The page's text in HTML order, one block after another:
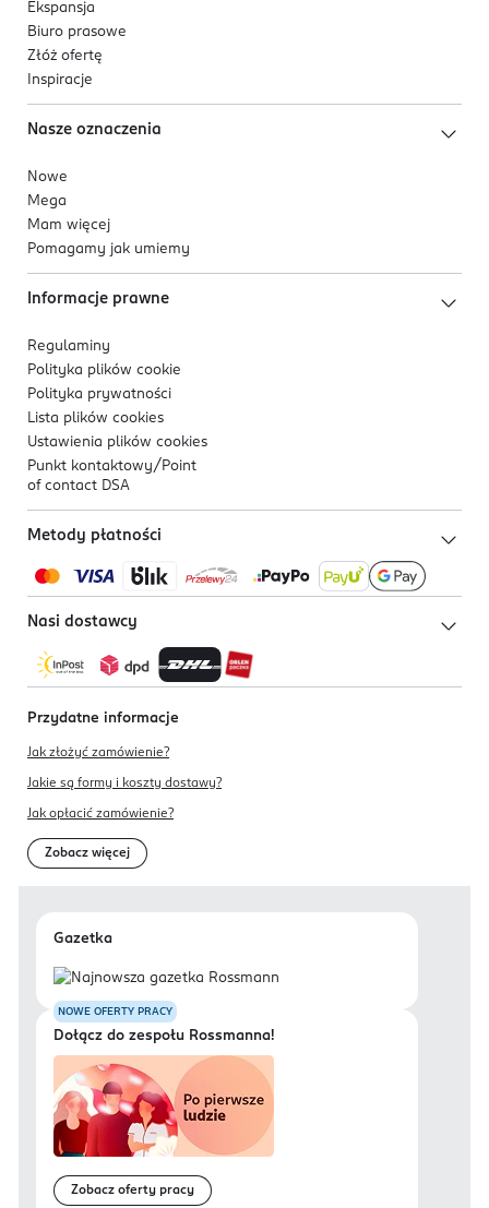
Ekspansja
Biuro prasowe
Złóż ofertę
Inspiracje
Nasze oznaczenia
Nowe
Mega
Mam więcej
Pomagamy jak umiemy
Informacje prawne
Regulaminy
Polityka plików cookie
Polityka prywatności
Lista plików cookies
Ustawienia plików cookies
Punkt kontaktowy/ Point
of contact DSA
Metody płatności
Nasi dostawcy
Przydatne informacje
Jak złożyć zamówienie?
Jakie są formy i koszty dostawy?
Jak opłacić zamówienie?
Zobacz więcej
Gazetka
NOWE OFERTY PRACY
Dołącz do zespołu Rossmanna!
Zobacz oferty pracy